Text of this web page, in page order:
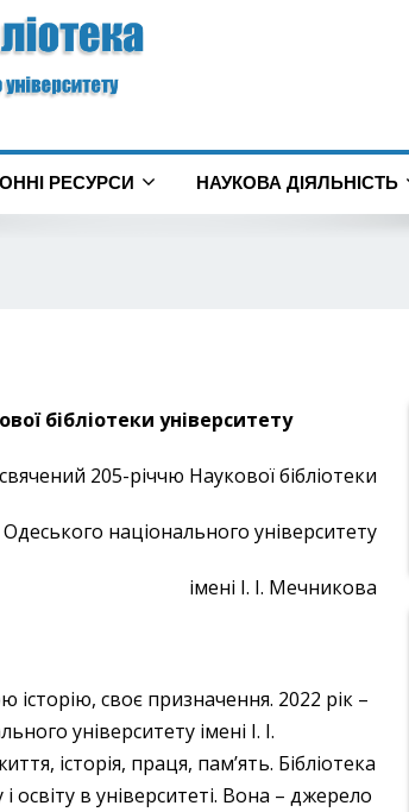
РЕСУРСИ НАУКОВА ДІЯЛЬНІСТЬ
бібліотеки університету
205-річчю Наукової бібліотеки
Одеського національного університету
імені І. І. Мечникова
історію, своє призначення. 2022 рік –
університету імені І. І.
історія, праця, пам’ять. Бібліотека
освіту в університеті. Вона – джерело